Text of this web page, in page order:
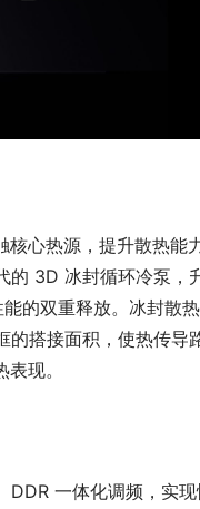
心热源，提升散热能
的 3D 冰封循环冷泵，
的双重释放。冰封散
的搭接面积，使热传导
现。
一体化调频，实现